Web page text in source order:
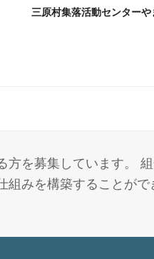
三原村集落活動センターや
を募集しています。 組
組みを構築することが